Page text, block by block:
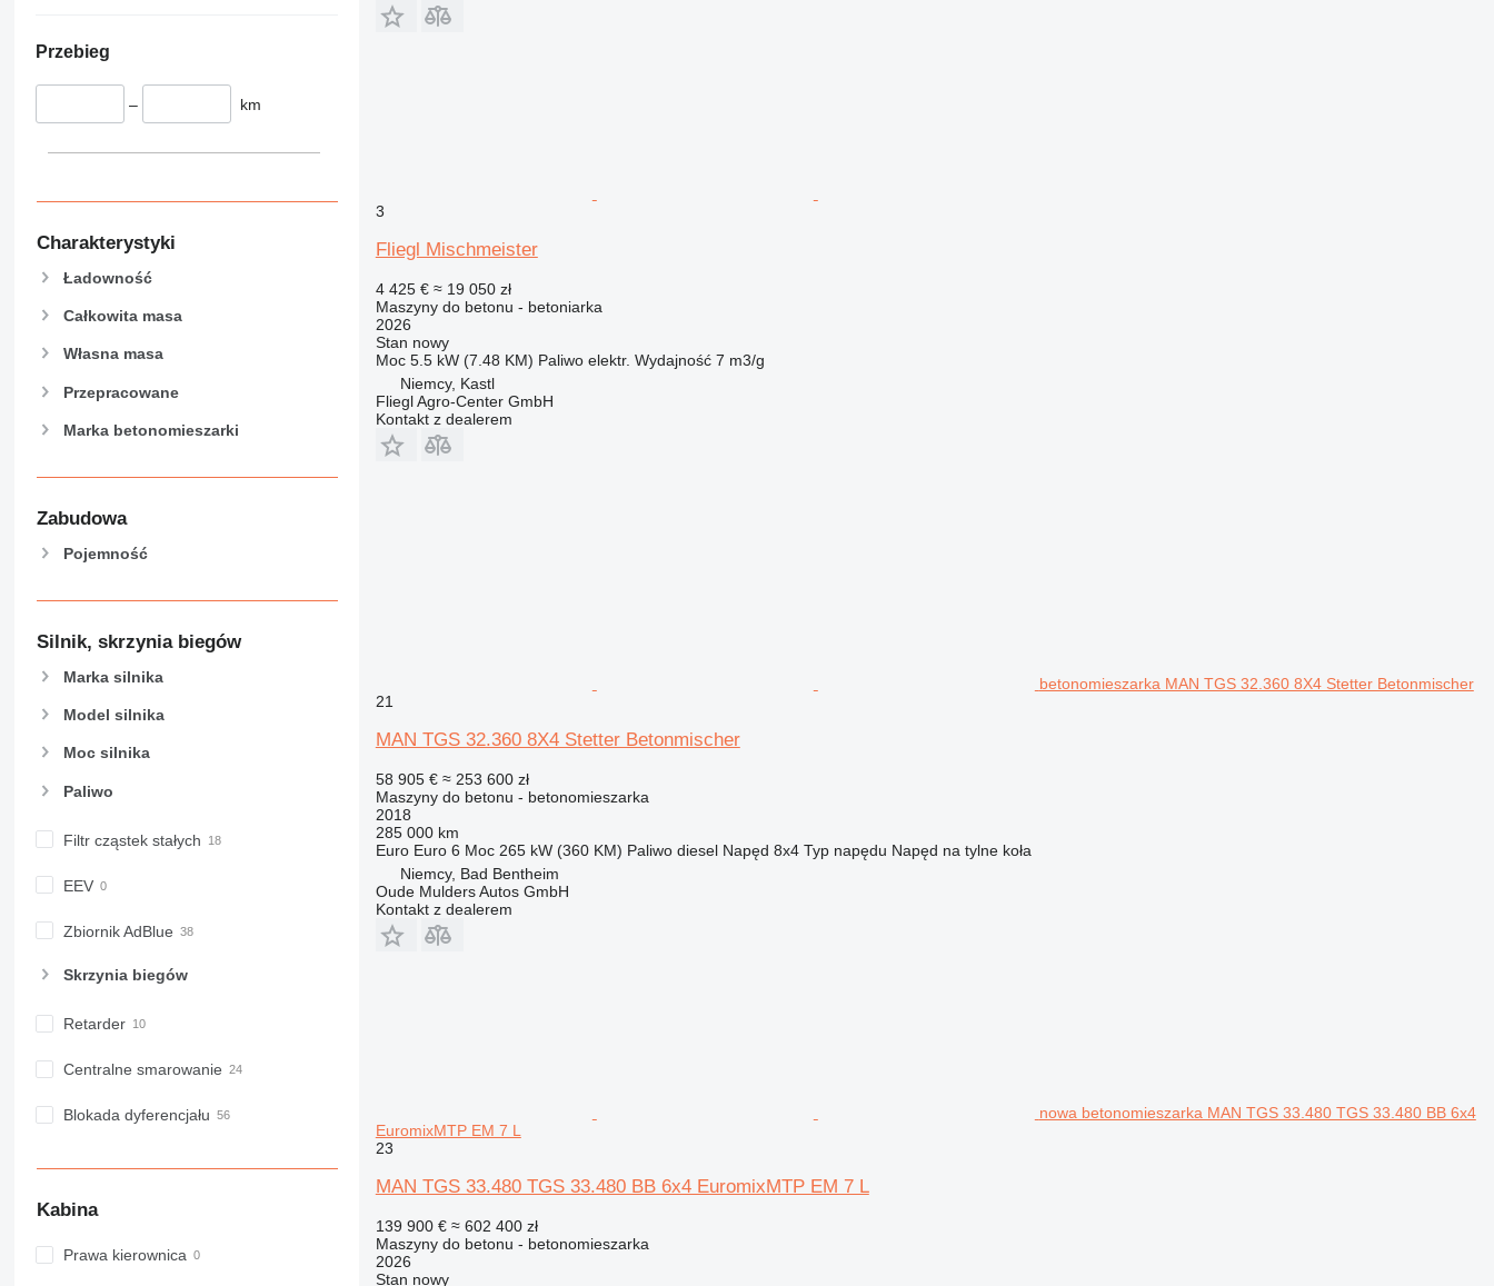
Przebieg
– km
Charakterystyki
Ładowność
Całkowita masa
Własna masa
Przepracowane
Marka betonomieszarki
Zabudowa
Pojemność
Silnik, skrzynia biegów
Marka silnika
Model silnika
Moc silnika
Paliwo
Filtr cząstek stałych
EEV
Zbiornik AdBlue
Skrzynia biegów
Retarder
Centralne smarowanie
Blokada dyferencjału
Kabina
Prawa kierownica
3
Fliegl Mischmeister
4 425 € ≈ 19 050 zł
Maszyny do betonu - betoniarka
2026
Stan nowy
Moc 5.5 kW (7.48 KM) Paliwo elektr. Wydajność 7 m3/g
Niemcy, Kastl
Fliegl Agro-Center GmbH
Kontakt z dealerem
betonomieszarka MAN TGS 32.360 8X4 Stetter Betonmischer
21
MAN TGS 32.360 8X4 Stetter Betonmischer
58 905 € ≈ 253 600 zł
Maszyny do betonu - betonomieszarka
2018
285 000 km
Euro Euro 6 Moc 265 kW (360 KM) Paliwo diesel Napęd 8x4 Typ napędu Napęd na tylne koła
Niemcy, Bad Bentheim
Oude Mulders Autos GmbH
Kontakt z dealerem
nowa betonomieszarka MAN TGS 33.480 TGS 33.480 BB 6x4
EuromixMTP EM 7 L
23
MAN TGS 33.480 TGS 33.480 BB 6x4 EuromixMTP EM 7 L
139 900 € ≈ 602 400 zł
Maszyny do betonu - betonomieszarka
2026
Stan nowy